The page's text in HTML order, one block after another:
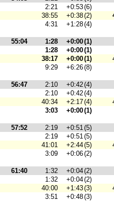
2:21
+0:53(6)
38:55
+0:38(2)
4:31
+1:28(4)
55:04 1:28 +0:00(1)
1:28
+0:00(1)
38:17
+0:00(1)
9:29
+6:26(8)
56:47 2:10 +0:42(4)
2:10
+0:42(4)
40:34
+2:17(4)
3:03
+0:00(1)
57:52 2:19 +0:51(5)
2:19
+0:51(5)
41:01
+2:44(5)
3:09
+0:06(2)
61:40 1:32 +0:04(2)
1:32 +0:04(2)
40:00
+1:43(3)
3:51
+0:48(3)